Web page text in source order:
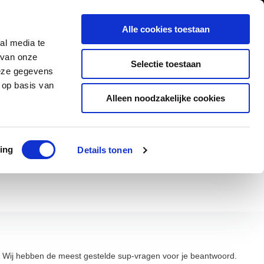
media te
onze
gegevens
basis van
Details tonen
Alle cookies toestaan
Selectie toestaan
Alleen noodzakelijke cookies
Inloggen
Contact
Klanten geven ons een 9,5/10
hebben de meest gestelde sup-vragen voor je beantwoord.